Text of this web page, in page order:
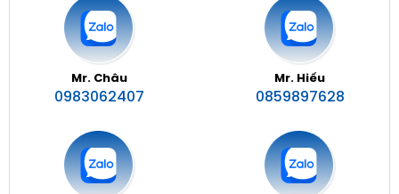
Mr. Châu
0983062407
Mr. Hiếu
0859897628